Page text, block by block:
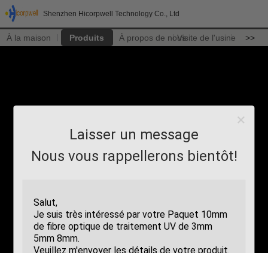
Shenzhen Hicorpwell Technology Co., Ltd
À la maison Produits À propos de nousVisite de l'usine >>
Laisser un message
Nous vous rappellerons bientôt!